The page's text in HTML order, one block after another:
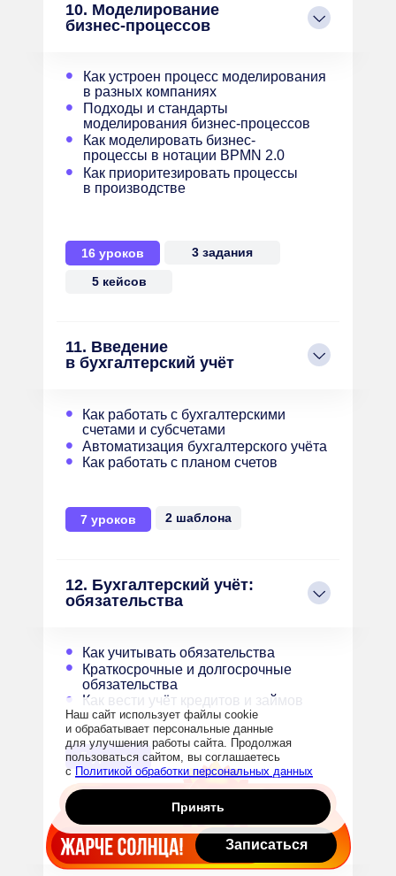
10. Моделирование
бизнес-процессов
16 уроков 3 задания
5 кейсов
Как устроен процесс моделирования
в разных компаниях
•
Подходы и стандарты
моделирования бизнес-процессов
•
Как моделировать бизнес-
процессы в нотации BPMN 2.0
•
Как приоритезировать процессы
в производстве
•
11. Введение
в бухгалтерский учёт
Как работать с бухгалтерскими
счетами и субсчетами
•
Автоматизация бухгалтерского учёта
•
Как работать с планом счетов
•
7 уроков 2 шаблона
12. Бухгалтерский учёт:
обязательства
Как учитывать обязательства
•
Краткосрочные и долгосрочные
обязательства
•
Как вести учёт кредитов и займов
•
5 уроков
13. Бухгалтерский учёт:
организация деятельности
Принять
Наш сайт использует файлы cookie
и обрабатывает персональные данные
для улучшения работы сайта. Продолжая
пользоваться сайтом, вы соглашаетесь
с Политикой обработки персональных данных
Записаться